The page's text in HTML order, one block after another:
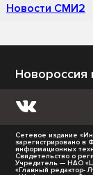
Новости СМИ2
Новороссия
Сетевое издание
зарегистрировано в
информационных
Свидетельство о
Учредитель — НАО
«Главный редактор-